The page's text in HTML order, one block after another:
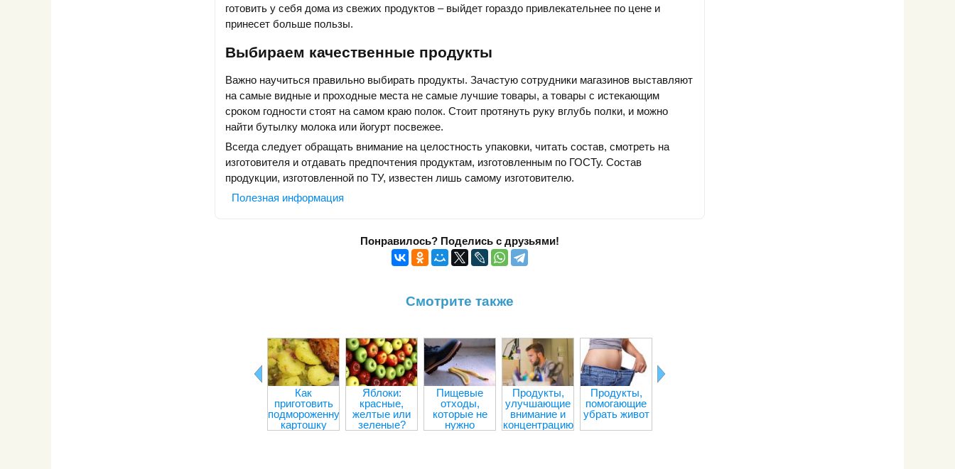
готовить у себя дома из свежих продуктов – выйдет гораздо привлекательнее по цене и
принесет больше пользы.
Выбираем качественные продукты
Важно научиться правильно выбирать продукты. Зачастую сотрудники магазинов выставляют
на самые видные и проходные места не самые лучшие товары, а товары с истекающим
сроком годности стоят на самом краю полок. Стоит протянуть руку вглубь полки, и можно
найти бутылку молока или йогурт посвежее.
Всегда следует обращать внимание на целостность упаковки, читать состав, смотреть на
изготовителя и отдавать предпочтения продуктам, изготовленным по ГОСТу. Состав
продукции, изготовленной по ТУ, известен лишь самому изготовителю.
Полезная информация
Понравилось? Поделись с друзьями!
Смотрите также
Как
приготовить
подмороженную
картошку
Яблоки:
красные,
желтые или
зеленые?
Пищевые
отходы,
которые не
нужно
Продукты,
улучшающие
внимание и
концентрацию
Продукты,
помогающие
убрать живот